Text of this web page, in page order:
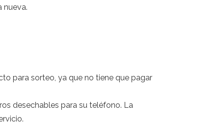
nueva.
para sorteo, ya que no tiene que pagar
desechables para su teléfono. La